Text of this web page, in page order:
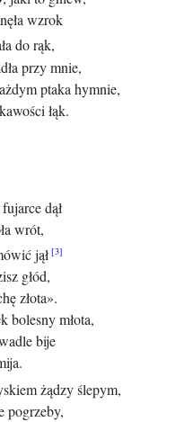
wzrok
do rąk,
przy mnie,
ptaka hymnie,
łąk.
dął
wrót,
jął
głód,
złota».
bolesny młota,
bije
żądzy ślepym,
pogrzeby,